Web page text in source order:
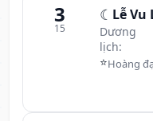
3
15
☾ Lễ Vu
Dương
lịch:
⭐Hoàng